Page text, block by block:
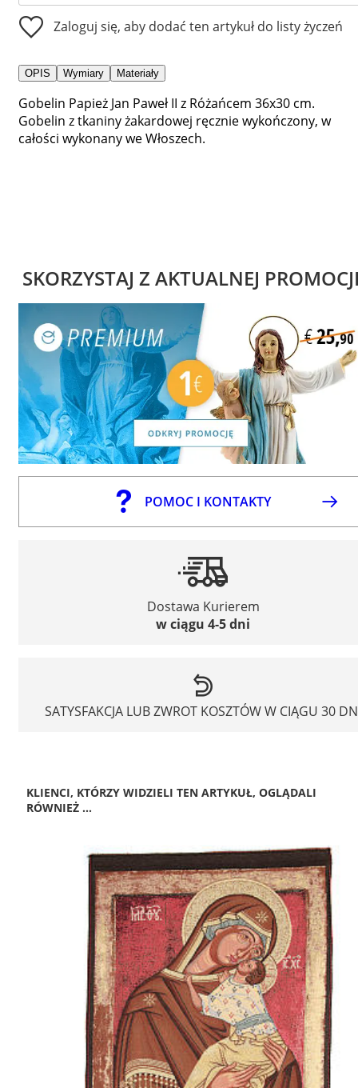
Zaloguj się, aby dodać ten artykuł do listy życzeń
OPIS Wymiary Materiały
Gobelin Papież Jan Paweł II z Różańcem 36x30 cm.
Gobelin z tkaniny żakardowej ręcznie wykończony, w
całości wykonany we Włoszech.
SKORZYSTAJ Z AKTUALNEJ
POMOC I KONTAKTY
Dostawa Kurierem
w ciągu 4-5 dni
SATYSFAKCJA LUB ZWROT KOSZTÓW W CIĄGU 30
KLIENCI, KTÓRZY WIDZIELI TEN ARTYKUŁ, OGLĄDALI
RÓWNIEŻ ...